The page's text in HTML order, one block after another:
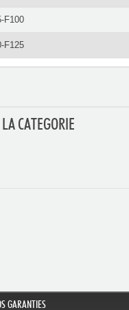
F100
F125
CATEGORIE
GARANTIES